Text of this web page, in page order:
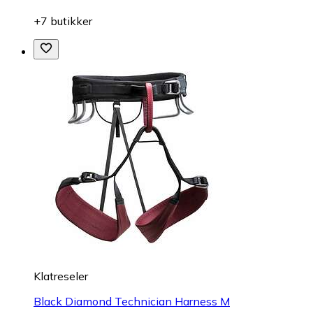
+7 butikker
Klatreseler
Black Diamond Technician Harness M